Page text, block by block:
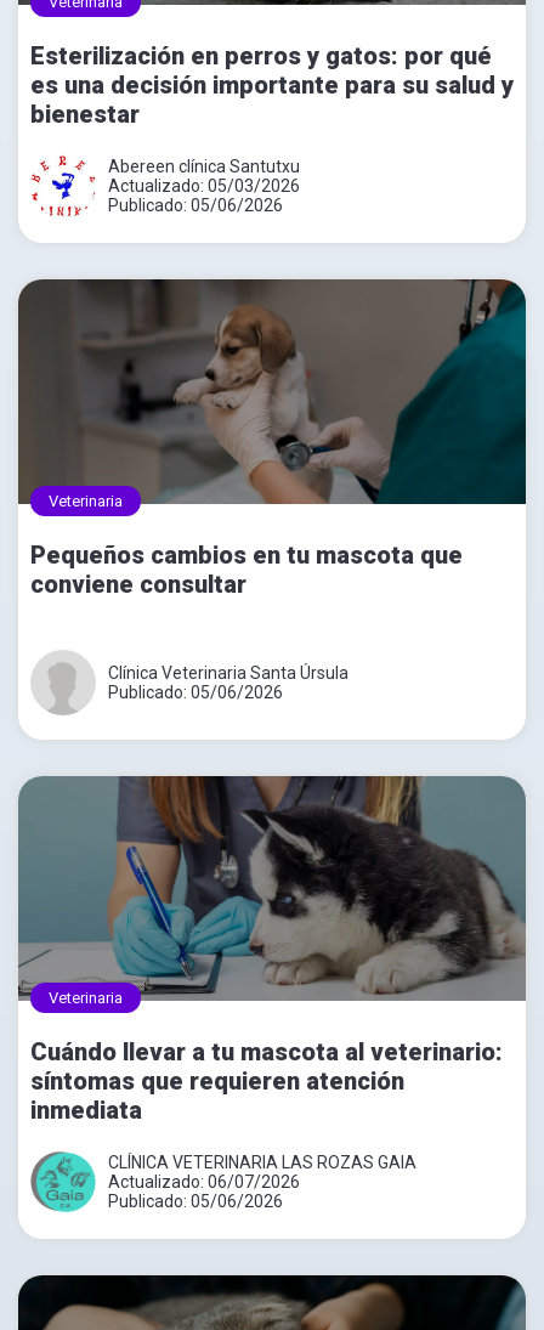
Esterilización en perros y gatos: por qué
es una decisión importante para su salud y
bienestar
Abereen clínica Santutxu
Actualizado: 05/03/2026
Publicado: 05/06/2026
Veterinaria
Pequeños cambios en tu mascota que
conviene consultar
Clínica Veterinaria Santa Úrsula
Publicado: 05/06/2026
Veterinaria
Cuándo llevar a tu mascota al veterinario:
síntomas que requieren atención
inmediata
CLÍNICA VETERINARIA LAS ROZAS GAIA
Actualizado: 06/07/2026
Publicado: 05/06/2026